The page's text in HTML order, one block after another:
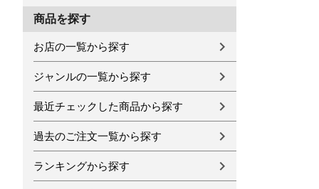
商品を探す
お店の一覧から探す
ジャンルの一覧から探す
最近チェックした商品から探す
過去のご注文一覧から探す
ランキングから探す